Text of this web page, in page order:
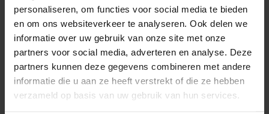
personaliseren, om functies voor social media te bieden
en om ons websiteverkeer te analyseren. Ook delen we
informatie over uw gebruik van onze site met onze
partners voor social media, adverteren en analyse. Deze
partners kunnen deze gegevens combineren met andere
informatie die u aan ze heeft verstrekt of die ze hebben
verzameld op basis van uw gebruik van hun services.
Benoeming van een gezinsadvocaat bij
diepgewortelde geschillen tussen ouders onderling
Verwijzing naar mediation door de rechtbanken en/of
hoven.